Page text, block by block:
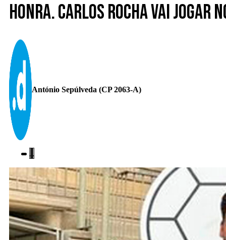
Honra. Carlos Rocha vai jogar
António Sepúlveda (CP 2063-A)